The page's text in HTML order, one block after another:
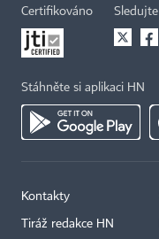
Certifikováno
Stáhněte si aplikaci HN
Kontakty
Tiráž redakce HN